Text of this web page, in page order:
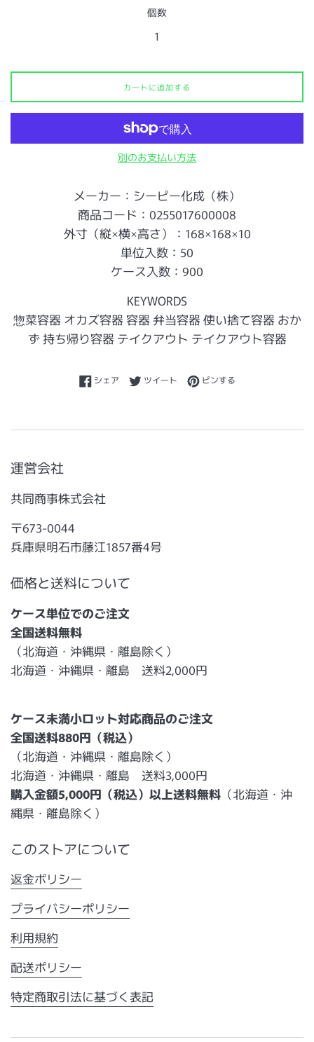
個数
カートに追加する
別のお支払い方法
メーカー：シーピー化成（株）
商品コード：0255017600008
外寸（縦×横×高さ）：168×168×10
単位入数：50
ケース入数：900
KEYWORDS
惣菜容器 オカズ容器 容器 弁当容器 使い捨て容器 おか
ず 持ち帰り容器 テイクアウト テイクアウト容器
シェアFacebookでシェアする
ツイートTwitterに投稿する
ピンするPinterestでピンする
運営会社
共同商事株式会社
〒673-0044
兵庫県明石市藤江1857番4号
価格と送料について
ケース単位でのご注文
全国送料無料
（北海道・沖縄県・離島除く）
北海道・沖縄県・離島 送料2,000円
ケース未満小ロット対応商品のご注文
全国送料880円（税込）
（北海道・沖縄県・離島除く）
北海道・沖縄県・離島 送料3,000円
購入金額5,000円（税込）以上送料無料 （北海道・沖
縄県・離島除く）
このストアについて
返金ポリシー
プライバシーポリシー
利用規約
配送ポリシー
特定商取引法に基づく表記